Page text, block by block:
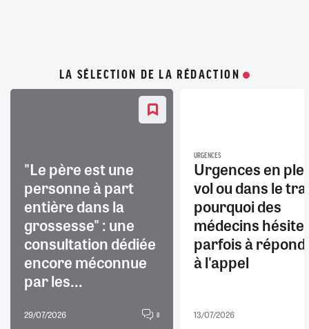
LA SÉLECTION DE LA RÉDACTION
"Le père est une
personne à part
entière dans la
grossesse" : une
consultation dédiée
encore méconnue
par les...
29/07/2026 8
URGENCES
Urgences en
vol ou dans le
pourquoi des
médecins
parfois à
à l'appel
13/07/2026